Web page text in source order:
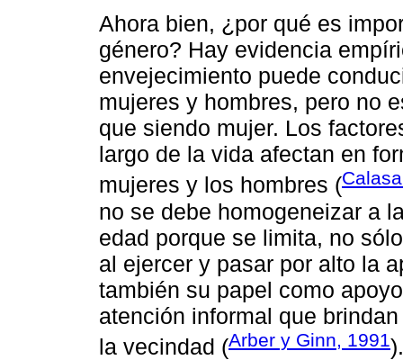
Ahora bien, ¿por qué es
género? Hay evidencia
envejecimiento puede
mujeres y hombres, pero no
que siendo mujer. Los
largo de la vida afectan en
mujeres y los hombres (
no se debe homogeneizar a
edad porque se limita, no
al ejercer y pasar por alto la
también su papel como
atención informal que
la vecindad (Arber y Ginn, 1991).